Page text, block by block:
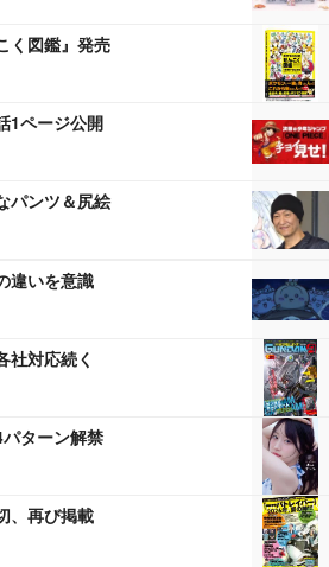
く図鑑』発売
1ページ公開
パンツ＆尻絵
違いを意識
社対応続く
ターン解禁
、再び掲載